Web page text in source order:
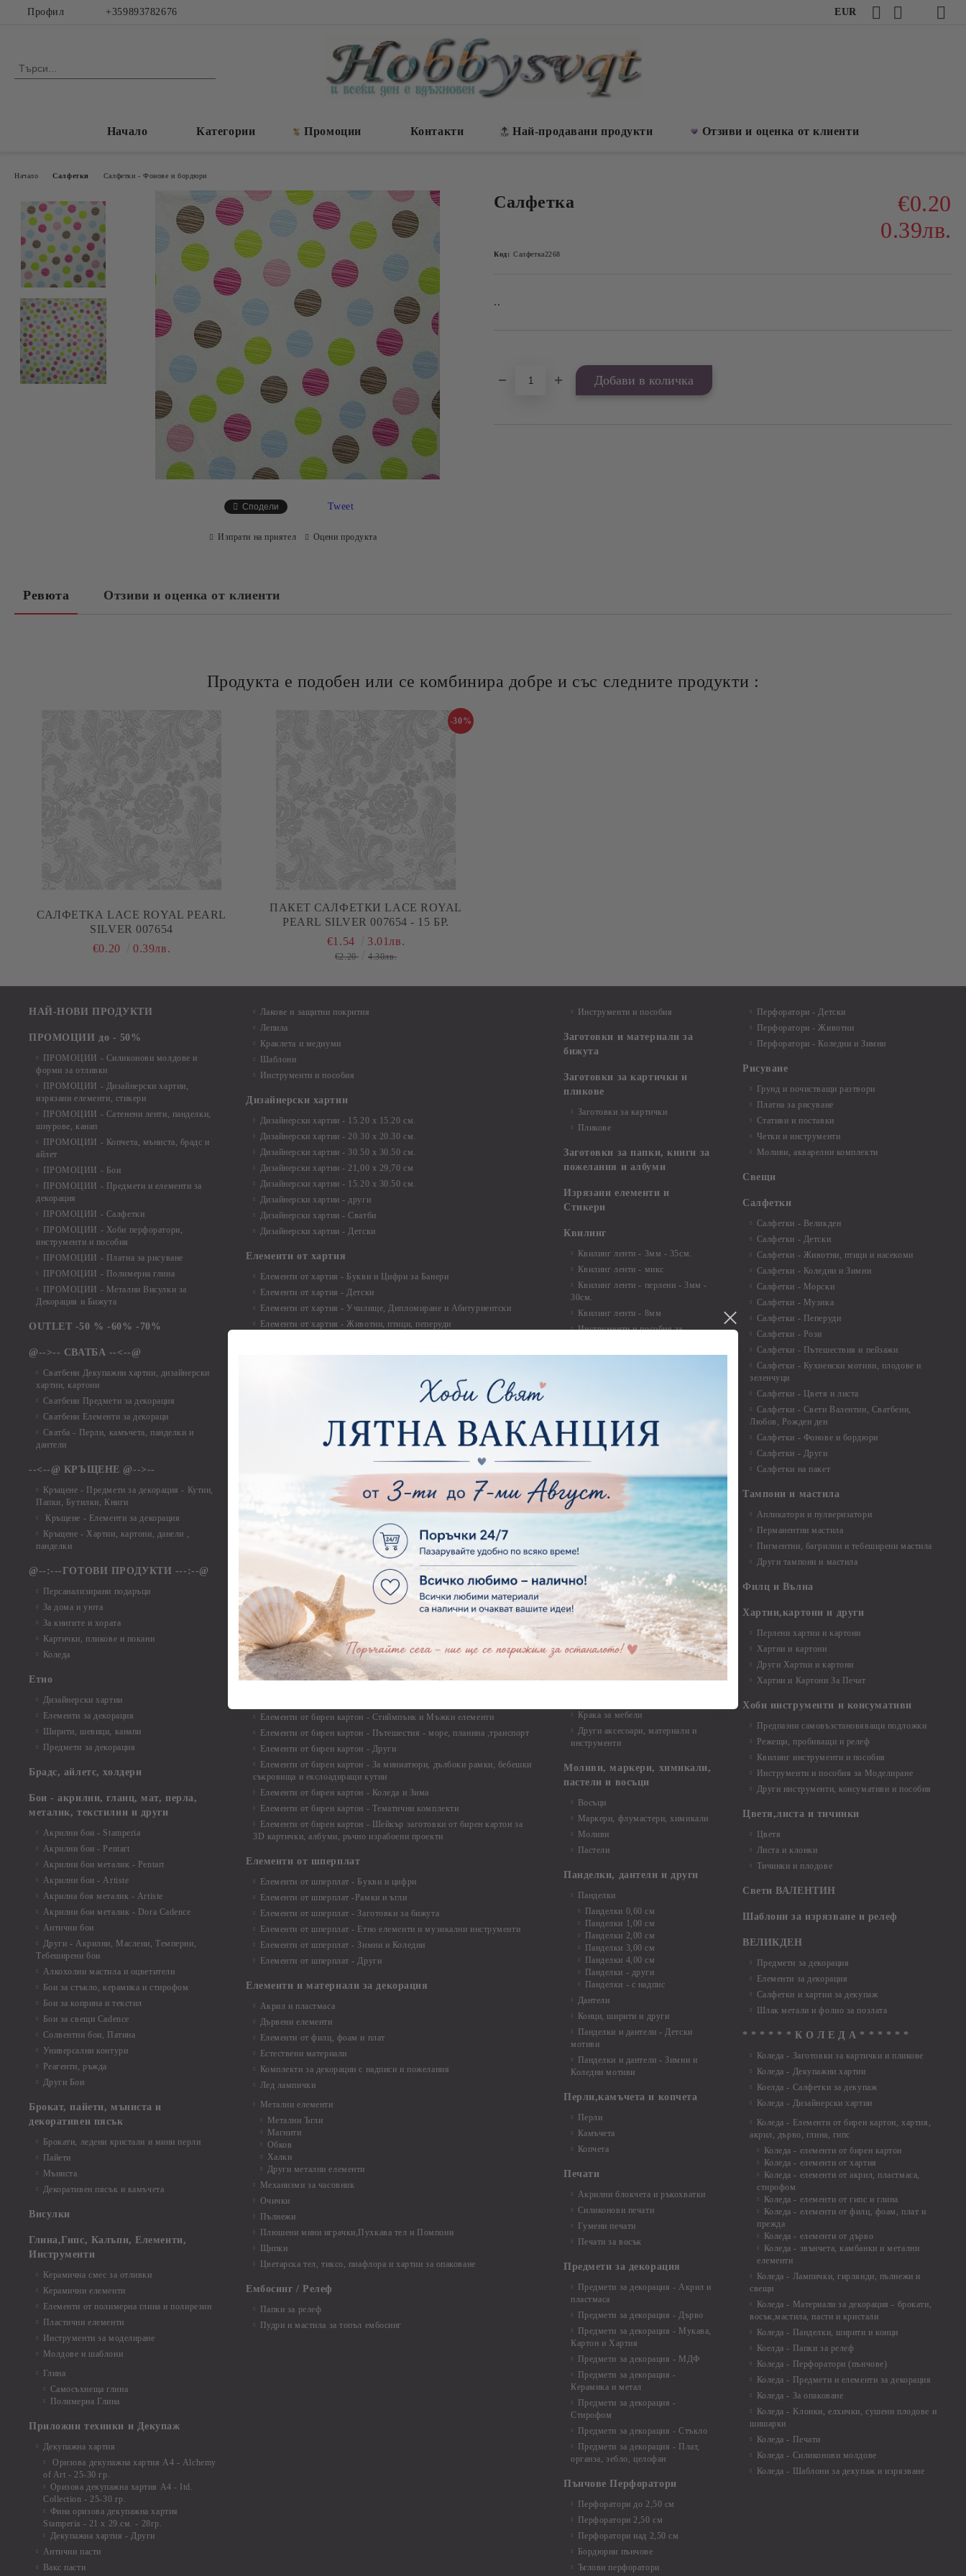
Профил +359893782676 EUR
Начало Категории Промоции Контакти Най-продавани продукти Отзиви и оценка от клиенти
Начало Салфетки Салфетки - Фонове и бордюри
Салфетка
€0.20
0.39лв.
Код: Салфетка2268
..
Сподели Tweet
Изпрати на приятел Оцени продукта
Ревюта Отзиви и оценка от клиенти
Продукта е подобен или се комбинира добре и със следните продукти :
САЛФЕТКА LACE ROYAL PEARL
SILVER 007654
€0.20
0.39лв.
ПАКЕТ САЛФЕТКИ LACE ROYAL
PEARL SILVER 007654 - 15 БР.
-30%
€1.54 3.01лв.
€2.20 4.30лв.
НАЙ-НОВИ ПРОДУКТИ
ПРОМОЦИИ до - 50%
ПРОМОЦИИ - Силиконови молдове и
форми за отливки
ПРОМОЦИИ - Дизайнерски хартии,
изрязани елементи, стикери
ПРОМОЦИИ - Сатенени ленти, панделки,
шнурове, канап
ПРОМОЦИИ - Копчета, мъниста, брадс и
айлет
ПРОМОЦИИ - Бои
ПРОМОЦИИ - Предмети и елементи за
декорация
ПРОМОЦИИ - Салфетки
ПРОМОЦИИ - Хоби перфоратори,
инструменти и пособия
ПРОМОЦИИ - Платна за рисуване
ПРОМОЦИИ - Полимерна глина
ПРОМОЦИИ - Метални Висулки за
Декорация и Бижута
OUTLET -50 % -60% -70%
@-->-- СВАТБА --<--@
Сватбени Декупажни хартии, дизайнерски
хартии, картони
Сватбени Предмети за декорация
Сватбени Елементи за декораци
Сватба - Перли, камъчета, панделки и
дантели
--<--@ КРЪЩЕНЕ @-->--
Кръщене - Предмети за декорация - Кутии,
Папки, Бутилки, Книги
Кръщене - Елементи за декорация
Кръщене - Хартии, картони, данели ,
панделки
@--:---ГОТОВИ ПРОДУКТИ ---:--@
Персанализирани подаръци
За дома и уюта
За книгите и хората
Картички, пликове и покани
Коледа
Етно
Дизайнерски хартии
Елементи за декорация
Ширити, шевици, канапи
Предмети за декорация
Брадс, айлетс, холдери
Бои - акрилни, гланц, мат, перла,
металик, текстилни и други
Акрилни бои - Stamperia
Акрилни бои - Pentart
Акрилни бои металик - Pentart
Акрилни бои - Artiste
Акрилна боя металик - Artiste
Акрилни бои металик - Dora Cadence
Антични бои
Други - Акрилни, Маслени, Темперни,
Тебеширени бои
Алкохолни мастила и оцветители
Бои за стъкло, керамика и стирофом
Бои за коприна и текстил
Бои за свещи Cadence
Солвентни бои, Патина
Универсални контури
Реагенти, ръжда
Други Бои
Брокат, пайети, мъниста и
декоративен пясък
Брокати, ледени кристали и мини перли
Пайети
Мъниста
Декоративен пясък и камъчета
Висулки
Глина,Гипс, Калъпи, Елементи,
Инструменти
Керамична смес за отливки
Керамични елементи
Елементи от полимерна глина и полирезин
Пластични елементи
Инструменти за моделиране
Молдове и шаблони
Глина
Самосъхнеща глина
Полимерна Глина
Приложни техники и Декупаж
Декупажна хартия
Оризова декупажна хартия А4 - Alchemy
of Art - 25-30 гр.
Оризова декупажна хартия А4 - Itd.
Collection - 25-30 гр.
Фина оризова декупажна хартия
Stamperia - 21 х 29.см. - 28гр.
Декупажна хартия - Други
Антични пасти
Вакс пасти
Лакове и защитни покрития
Лепила
Краклета и медиуми
Шаблони
Инструменти и пособия
Дизайнерски хартии
Дизайнерски хартии - 15.20 х 15.20 см.
Дизайнерски хартии - 20.30 х 20.30 см.
Дизайнерски хартии - 30.50 х 30.50 см.
Дизайнерски хартии - 21,00 х 29,70 см
Дизайнерски хартии - 15.20 x 30.50 см.
Дизайнерски хартии - други
Дизайнерски хартии - Сватби
Дизайнерски хартии - Детски
Елементи от хартия
Елементи от хартия - Букви и Цифри за Банери
Елементи от хартия - Детски
Елементи от хартия - Училище, Дипломиране и Абитуриентски
Елементи от хартия - Животни, птици, пеперуди
Елементи от хартия - Дантели, бордюри, ъгли
Елементи от хартия - Цветя, листа и клони
Елементи от хартия - За Мъже
Елементи от хартия - Морски
Елементи то хартия - Такове, табелки, етикети
Елементи от хартия - Многопластови елементи
Елементи от хартия - Други
Елементи от хартия - Готови композиции
Елементи от хартия - Микс елементи
Елементи от хартия - Коледа и Зима
Елементи от бирен картон
Елементи от бирен картон - Декоративни рамки
Елементи от бирен картон - Надписи на български
Елементи от бирен картон - Ъгли и орнаменти
Елементи от бирен картон - Сватба
Елементи от бирен картон - Училище, Дипломиране и Завършване
Елементи от бирен картон - Стиймпънк и Мъжки елементи
Елементи от бирен картон - Пътешестия - море, планина ,транспорт
Елементи от бирен картон - Други
Елементи от бирен картон - За миниатюри, дълбоки рамки, бебешки
съкровища и екслоадиращи кутии
Елементи от бирен картон - Коледа и Зима
Елементи от бирен картон - Тематични комплекти
Елементи от бирен картон - Шейкър заготовки от бирен картон за
3D картички, албуми, ръчно израбоени проекти
Елементи от шперплат
Елементи от шперплат - Букви и цифри
Елементи от шперплат -Рамки и ъгли
Елементи от шперплат - Заготовки за бижута
Елементи от шперплат - Етно елементи и музикални инструменти
Елементи от шперплат - Зимни и Коледни
Елементи от шперплат - Други
Елементи и материали за декорация
Акрил и пластмаса
Дървени елементи
Елементи от филц, фоам и плат
Естествени материали
Комплекти за декорации с надписи и пожелания
Лед лампички
Метални елементи
Метални Ъгли
Магнити
Обков
Халки
Други метални елементи
Механизми за часовник
Очички
Пълнежи
Плюшени мини играчки,Пухкава тел и Помпони
Щипки
Цветарска тел, тиксо, пиафлора и хартии за опаковане
Ембосинг / Релеф
Папки за релеф
Пудри и мастила за топъл ембосинг
Инструменти и пособия
Заготовки и материали за
бижута
Заготовки за картички и
пликове
Заготовки за картички
Пликове
Заготовки за папки, книги за
пожелания и албуми
Изрязани елементи и
Стикери
Квилинг
Квилинг ленти - 3мм - 35см.
Квилинг ленти - микс
Квилинг ленти - перлени - 3мм -
30см.
Квилинг ленти - 8мм
Инструменти и пособия за
Лепящи ленти
3D Повдигащи квадратчета и
Магнити
Велкро
Фото ъгли
Макраме Основи - до 6,00 см
Макраме Основи - 7,00 - 15,00 см
Макраме Основи - над 15,00 см
Макраме - Други материали
Мебелен обков и аксесоари
Дръжки
Крака за мебели
Други аксесоари, материали и
инструменти
Моливи, маркери, химикали,
пастели и восъци
Восъци
Маркери, флумастери, химикали
Моливи
Пастели
Панделки, дантели и други
Панделки
Панделки 0,60 см
Панделки 1,00 см
Панделки 2,00 см
Панделки 3,00 см
Панделки 4,00 см
Панделки - други
Панделки - с надпис
Дантели
Конци, ширити и други
Панделки и дантели - Детски
мотиви
Панделки и дантели - Зимни и
Коледни мотиви
Перли,камъчета и копчета
Перли
Камъчета
Копчета
Печати
Акрилни блокчета и ръкохватки
Силиконови печати
Гумени печати
Печати за восък
Предмети за декорация
Предмети за декорация - Акрил и
пластмаса
Предмети за декорация - Дърво
Предмети за декорация - Мукава,
Картон и Хартия
Предмети за декорация - МДФ
Предмети за декорация -
Керамика и метал
Предмети за декорация -
Стирофом
Предмети за декорация - Стъкло
Предмети за декорация - Плат,
органза, зебло, целофан
Пънчове Перфоратори
Перфоратори до 2,50 см
Перфоратори 2,50 см
Перфоратори над 2,50 см
Бордюрни пънчове
Ъглови перфоратори
Перфоратори - Детски
Перфоратори - Животни
Перфоратори - Коледни и Зимни
Рисуване
Грунд и почистващи разтвори
Платна за рисуване
Стативи и поставки
Четки и инструменти
Моливи, акварелни комплекти
Свещи
Салфетки
Салфетки - Великден
Салфетки - Детски
Салфетки - Животни, птици и насекоми
Салфетки - Коледни и Зимни
Салфетки - Морски
Салфетки - Музика
Салфетки - Пеперуди
Салфетки - Рози
Салфетки - Пътешествия и пейзажи
Салфетки - Кухненски мотиви, плодове и
зеленчуци
Салфетки - Цветя и листа
Салфетки - Свети Валентин, Сватбени,
Любов, Рожден ден
Салфетки - Фонове и бордюри
Салфетки - Други
Салфетки на пакет
Тампони и мастила
Апликатори и пулверизатори
Перманентни мастила
Пигментни, багрилни и тебеширени мастила
Други тампони и мастила
Филц и Вълна
Хартии,картони и други
Перлени хартии и картони
Хартии и картони
Други Хартии и картони
Хартии и Картони За Печат
Хоби инструменти и консумативи
Предпазни самовъзстановяващи подложки
Режещи, пробиващи и релеф
Квилинг инструменти и пособия
Инструменти и пособия за Моделиране
Други инструменти, консумативи и пособия
Цветя,листа и тичинки
Цветя
Листа и клонки
Тичинки и плодове
Свети ВАЛЕНТИН
Шаблони за изрязване и релеф
ВЕЛИКДЕН
Предмети за декорация
Елементи за декорация
Салфетки и хартии за декупаж
Шлак метали и фолио за позлата
* * * * * * К О Л Е Д А * * * * * *
Коледа - Заготовки за картички и пликове
Коледа - Декупажни хартии
Коелда - Салфетки за декупаж
Коледа - Дизайнерски хартии
Коледа - Eлементи от бирен картон, хартия,
акрил, дърво, глина, гипс
Коледа - елементи от бирен картон
Коледа - елементи от хартия
Коледа - елементи от акрил, пластмаса,
стирофом
Коледа - елементи от гипс и глина
Коледа - елементи от филц, фоам, плат и
прежда
Коледа - елементи от дърво
Коледа - звънчета, камбанки и метални
елементи
Коледа - Лампички, гирлянди, пълнежи и
свещи
Коледа - Материали за декорация - брокати,
восък,мастила, пасти и кристали
Коледа - Панделки, ширити и конци
Коелда - Папки за релеф
Коледа - Перфоратори (пънчове)
Коледа - Предмети и елементи за декорация
Коледа - За опаковане
Коледа - Kлонки, елхички, сушени плодове и
шишарки
Коледа - Печати
Коледа - Силиконови молдове
Коледа - Шаблони за декупаж и изрязване